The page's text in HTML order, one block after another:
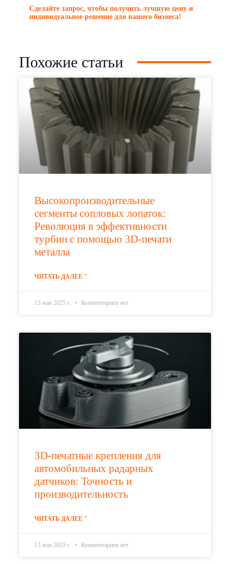
Сделайте запрос, чтобы получить лучшую цену и
индивидуальное решение для вашего бизнеса!
Похожие статьи
Высокопроизводительные
сегменты сопловых лопаток:
Революция в эффективности
турбин с помощью 3D-печати
металла
ЧИТАТЬ ДАЛЕЕ "
13 мая 2025 г. Комментариев нет
3D-печатные крепления для
автомобильных радарных
датчиков: Точность и
производительность
ЧИТАТЬ ДАЛЕЕ "
13 мая 2025 г. Комментариев нет